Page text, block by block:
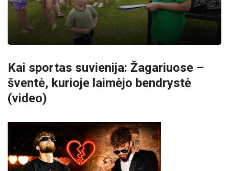
Kai sportas suvienija: Žagariuose –
šventė, kurioje laimėjo bendrystė
(video)